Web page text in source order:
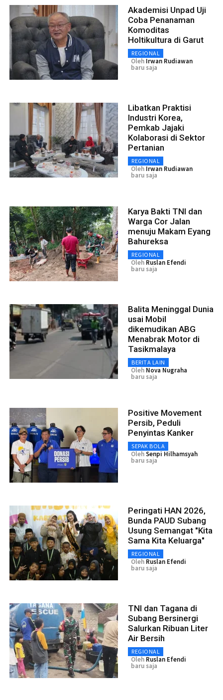
Akademisi Unpad Uji
Coba Penanaman
Komoditas
Holtikultura di Garut
REGIONAL
Oleh Irwan Rudiawan
baru saja
Libatkan Praktisi
Industri Korea,
Pemkab Jajaki
Kolaborasi di Sektor
Pertanian
REGIONAL
Oleh Irwan Rudiawan
baru saja
Karya Bakti TNI dan
Warga Cor Jalan
menuju Makam Eyang
Bahureksa
REGIONAL
Oleh Ruslan Efendi
baru saja
Balita Meninggal Dunia
usai Mobil
dikemudikan ABG
Menabrak Motor di
Tasikmalaya
BERITA LAIN
Oleh Nova Nugraha
baru saja
Positive Movement
Persib, Peduli
Penyintas Kanker
SEPAK BOLA
OlehSenpi Hilhamsyah
baru saja
Peringati HAN 2026,
Bunda PAUD Subang
Usung Semangat "Kita
Sama Kita Keluarga"
REGIONAL
Oleh Ruslan Efendi
baru saja
TNI dan Tagana di
Subang Bersinergi
Salurkan Ribuan Liter
Air Bersih
REGIONAL
Oleh Ruslan Efendi
baru saja